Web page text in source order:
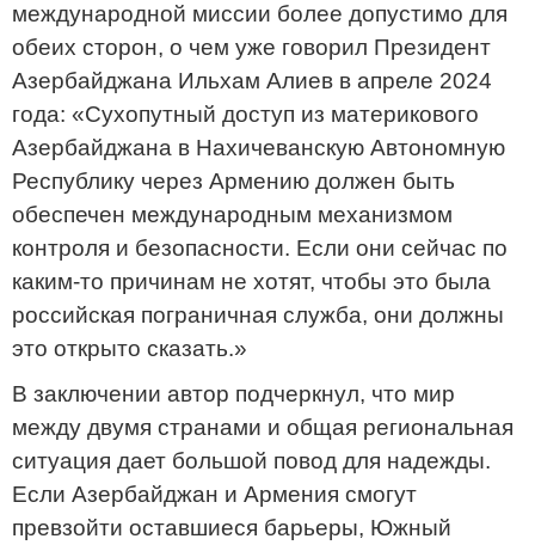
международной миссии более допустимо для
обеих сторон, о чем уже говорил Президент
Азербайджана Ильхам Алиев в апреле 2024
года: «Сухопутный доступ из материкового
Азербайджана в Нахичеванскую Автономную
Республику через Армению должен быть
обеспечен международным механизмом
контроля и безопасности. Если они сейчас по
каким-то причинам не хотят, чтобы это была
российская пограничная служба, они должны
это открыто сказать.»
В заключении автор подчеркнул, что мир
между двумя странами и общая региональная
ситуация дает большой повод для надежды.
Если Азербайджан и Армения смогут
превзойти оставшиеся барьеры, Южный